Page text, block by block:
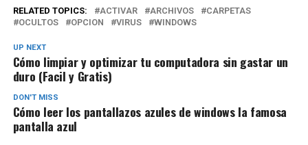
RELATED TOPICS: ACTIVAR ARCHIVOS
CARPETAS
OCULTOS
OPCION VIRUS WINDOWS
UP NEXT
Cómo limpiar y optimizar tu computadora sin gastar un
duro (Facil y Gratis)
DON'T MISS
Cómo leer los pantallazos azules de windows la famosa
pantalla azul